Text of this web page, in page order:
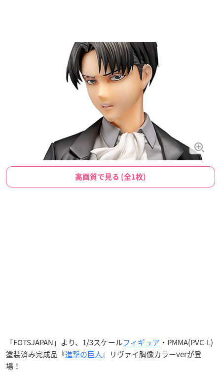
高画質で見る (全1枚)
「FOTSJAPAN」より、1/3スケールフィギュア ・PMMA(PVC-L)
塗装済み完成品『進撃の巨人』リヴァイ胸像カラーverが登
場！